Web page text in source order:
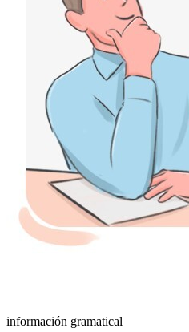
información gramatical